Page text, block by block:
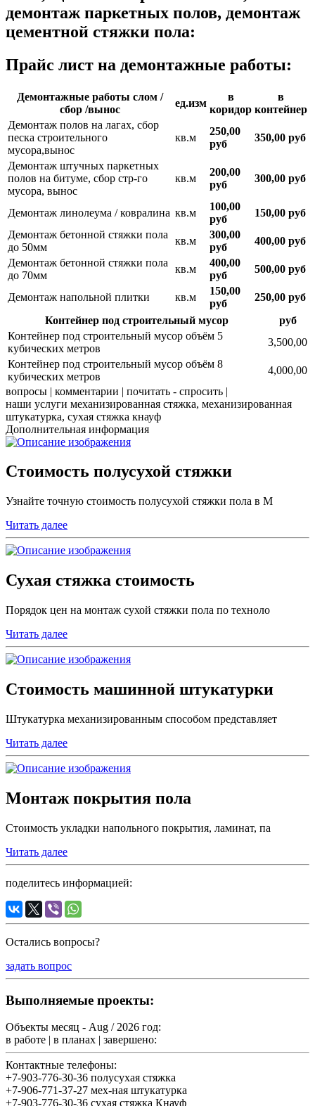
демонтаж паркетных полов, демонтаж
цементной стяжки пола:
Прайс лист на демонтажные работы:
Демонтажные работы слом /
сбор /вынос
ед.изм
в
коридор
в
контейнер
Демонтаж полов на лагах, сбор
песка строительного
мусора,вынос
кв.м
250,00
руб
350,00 руб
Демонтаж штучных паркетных
полов на битуме, сбор стр-го
мусора, вынос
кв.м
200,00
руб
300,00 руб
Демонтаж линолеума / ковралина кв.м
100,00
руб
150,00 руб
Демонтаж бетонной стяжки пола
до 50мм
кв.м
300,00
руб
400,00 руб
Демонтаж бетонной стяжки пола
до 70мм
кв.м
400,00
руб
500,00 руб
Демонтаж напольной плитки кв.м
150,00
руб
250,00 руб
Контейнер под строительный мусор
руб
Контейнер под строительный мусор объём 5
кубических метров
3,500,00
Контейнер под строительный мусор объём 8
кубических метров
4,000,00
вопросы | комментарии | почитать - спросить |
наши услуги механизированная стяжка, механизированная
штукатурка, сухая стяжка кнауф
Дополнительная информация
Стоимость полусухой стяжки
Узнайте точную стоимость полусухой стяжки пола в М
Читать далее
Сухая стяжка стоимость
Порядок цен на монтаж сухой стяжки пола по техноло
Читать далее
Стоимость машинной штукатурки
Штукатурка механизированным способом представляет
Читать далее
Монтаж покрытия пола
Стоимость укладки напольного покрытия, ламинат, па
Читать далее
поделитесь информацией:
Остались вопросы?
задать вопрос
Выполняемые проекты:
Объекты месяц - Aug / 2026 год:
в работе | в планах | завершено:
Контактные телефоны:
+7-903-776-30-36 полусухая стяжка
+7-906-771-37-27 мех-ная штукатурка
+7-903-776-30-36 сухая стяжка Кнауф